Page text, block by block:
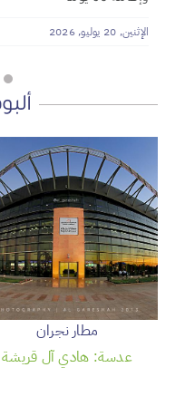
الإثنين, 20 يوليو, 2026